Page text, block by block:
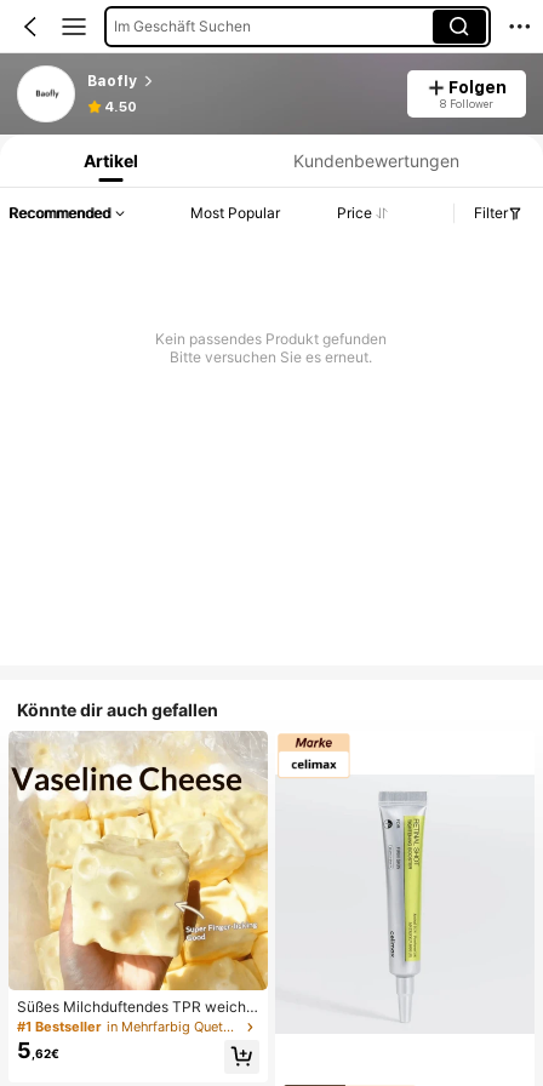
Im Geschäft Suchen
Baofly
4.50
Folgen
8 Follower
Produktinformation: Preisangabe, Verkaufs- und Lagerbestandsdetails.
Artikel Kundenbewertungen
Recommended Most Popular Price Filter
Kein passendes Produkt gefunden
Bitte versuchen Sie es erneut.
Könnte dir auch gefallen
Süßes Milchduftendes TPR weiche
s quetschbares Dumpling-förmiges
Stressabbau-Spielzeug, 5cm niedli
ches lustiges Quetsch-Stressabbau
#1 Bestseller in Mehrfarbig Quetschspielzeug für Teenager
5 ,62€